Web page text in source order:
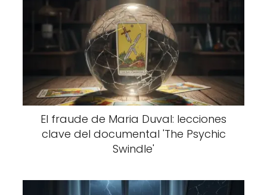
El fraude de Maria Duval: lecciones
clave del documental 'The Psychic
Swindle'